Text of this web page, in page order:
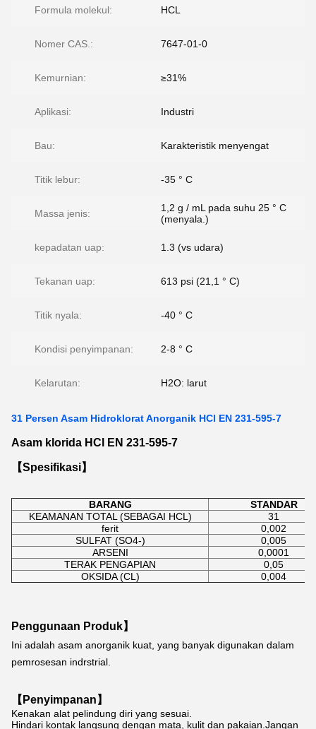
Formula molekul: HCL
Nomer CAS.: 7647-01-0
Kemurnian: ≥31%
Aplikasi: Industri
Bau: Karakteristik menyengat
Titik lebur: -35 ° C
Massa jenis:
1,2 g / mL pada suhu 25 ° C
(menyala.)
kepadatan uap: 1.3 (vs udara)
Tekanan uap: 613 psi (21,1 ° C)
Titik nyala: -40 ° C
Kondisi penyimpanan: 2-8 ° C
Kelarutan: H2O: larut
31 Persen Asam Hidroklorat Anorganik HCl EN 231-595-7
Asam klorida HCl EN 231-595-7
【Spesifikasi】
BARANG
STANDAR
KEAMANAN TOTAL (SEBAGAI HCL)
31
ferit
0,002
SULFAT (SO4-)
0,005
ARSENI
0,0001
TERAK PENGAPIAN
0,05
OKSIDA (CL)
0,004
Penggunaan Produk】
Ini adalah asam anorganik kuat, yang banyak digunakan dalam
pemrosesan indrstrial.
【Penyimpanan】
Kenakan alat pelindung diri yang sesuai.
Hindari kontak langsung dengan mata, kulit dan pakaian.Jangan